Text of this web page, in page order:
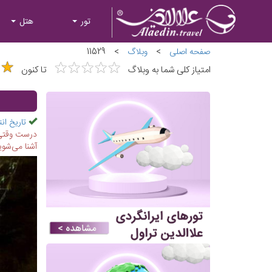
تور هتل
صفحه اصلی > وبلاگ >
11529
امتیاز کلی شما به وبلاگ ★★★★★
★★★★★ تا کنون ★
★
تاریخ
درست
آشنا